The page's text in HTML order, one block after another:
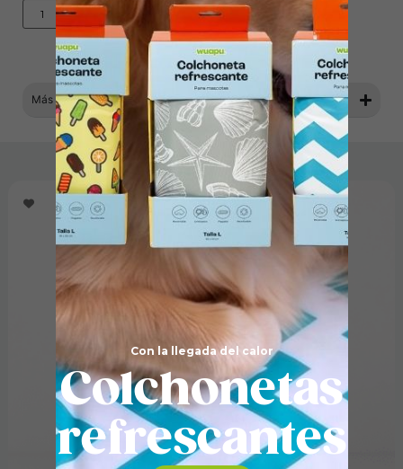
Añadir al carrito
Más información
Productos relacionados
Con la llegada del calor
Colchonetas
refrescantes